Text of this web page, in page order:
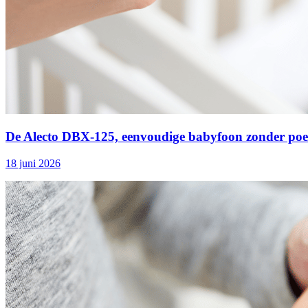
De Alecto DBX‑125, eenvoudige babyfoon zonder
18 juni 2026